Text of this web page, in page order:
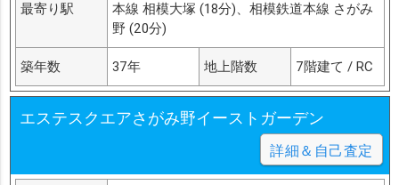
最寄り駅
本線 相模大塚 (18分)、相模鉄道本線 さがみ
野 (20分)
築年数 37年 地上階数 7階建て / RC
エステスクエアさがみ野イーストガーデン
詳細＆自己査定